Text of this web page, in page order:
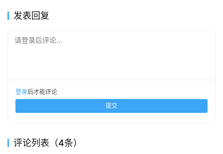
发表回复
请登录后评论...
登录后才能评论
提交
评论列表（4条）